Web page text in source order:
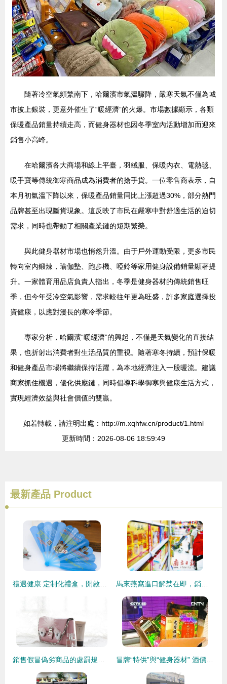
隨著冷空氣頻繁南下，哈爾濱市氣溫驟降，嚴寒天氣不僅為城
市披上銀裝，更意外催生了“暖經濟”的火爆。市場數據顯示，各類
保暖產品銷量持續走高，而健身器材也因冬季室內活動增加而迎來
銷售小高峰。
在哈爾濱各大商場和線上平臺，羽絨服、保暖內衣、電熱毯、
暖手寶等傳統御寒商品成為消費者的搶手貨。一位零售商表示，自
本月初氣溫下降以來，保暖產品銷量同比上漲超過30%，部分熱門
品牌甚至出現斷貨現象。這反映了市民在嚴寒中對舒適生活的迫切
需求，同時也帶動了相關產業鏈的短期繁榮。
與此健身器材市場也悄然升溫。由于戶外運動受限，更多市民
轉向室內鍛煉，瑜伽墊、跑步機、啞鈴等家用健身設備銷量顯著提
升。一家體育用品店負責人指出，冬季是健身器材的傳統銷售旺
季，但今年受冷空氣影響，需求較往年更為旺盛，許多家庭選擇投
資健康，以應對漫長的寒冷季節。
專家分析，哈爾濱“暖經濟”的興起，不僅是天氣變化的直接結
果，也折射出消費者對生活品質的重視。隨著寒冬持續，預計保暖
和健身產品市場將繼續保持活躍，為本地經濟注入一股暖流。建議
商家抓住機遇，優化供應鏈，同時倡導科學御寒與健康生活方式，
實現經濟效益與社會價值的雙贏。
如若轉載，請注明出處：http://m.xqhfw.cn/product/1.html
更新時間：2026-08-06 18:59:49
最新產品 Product